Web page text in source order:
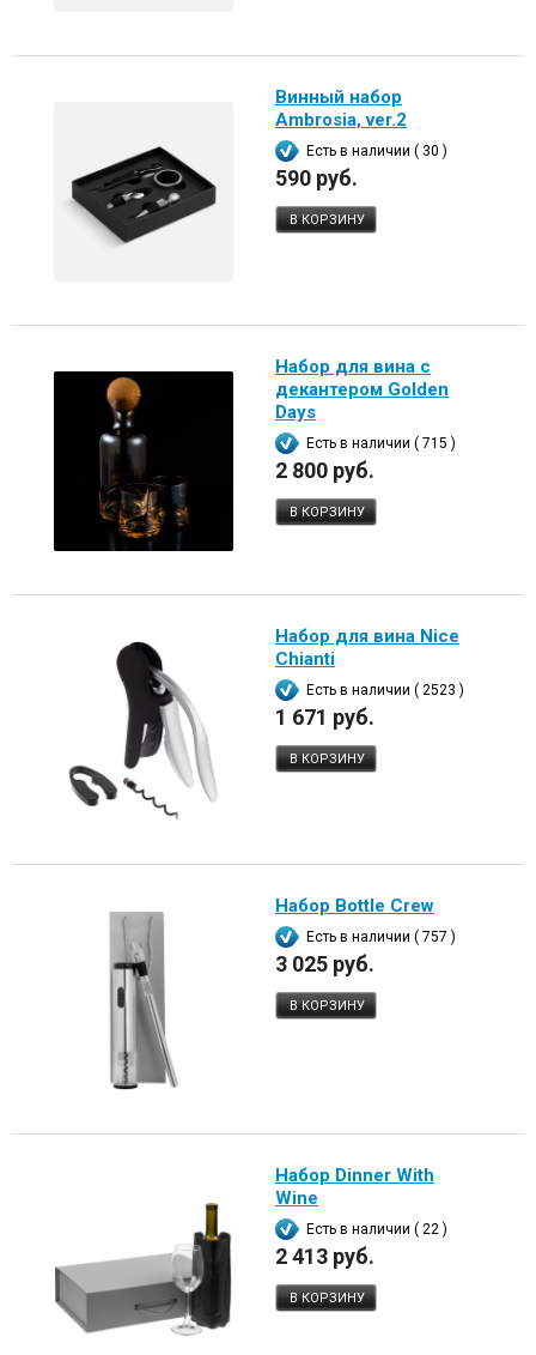
Винный набор
Ambrosia, ver.2
Есть в наличии ( 30 )
590 руб.
В КОРЗИНУ
Набор для вина с
декантером Golden
Days
Есть в наличии ( 715 )
2 800 руб.
В КОРЗИНУ
Набор для вина Nice
Chianti
Есть в наличии ( 2523 )
1 671 руб.
В КОРЗИНУ
Набор Bottle Crew
Есть в наличии ( 757 )
3 025 руб.
В КОРЗИНУ
Набор Dinner With
Wine
Есть в наличии ( 22 )
2 413 руб.
В КОРЗИНУ